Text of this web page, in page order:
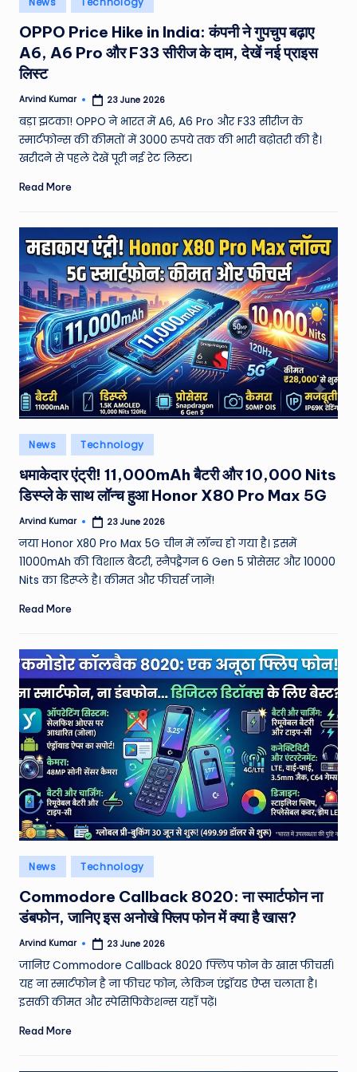
e
a
t
h
er
,
T
e
h
&
M
o
vi
e
N
e
w
s
A
ro
u
n
d
h
e
W
o
rl
d
in
OPPO Price Hike in India: कंपनी ने गुपचुप बढ़ाए
A6, A6 Pro और F33 सीरीज के दाम, देखें नई प्राइस
लिस्ट
Posted
Arvind Kumar 23 June 2026
बड़ा झटका! OPPO ने भारत में A6, A6 Pro और F33 सीरीज के
स्मार्टफोन्स की कीमतों में 3000 रुपये तक की भारी बढ़ोतरी की है।
खरीदने से पहले देखें पूरी नई रेट लिस्ट।
Read More
Posted
in
News Technology
धमाकेदार एंट्री! 11,000mAh बैटरी और 10,000 Nits
डिस्प्ले के साथ लॉन्च हुआ Honor X80 Pro Max 5G
Posted
Arvind Kumar 23 June 2026
नया Honor X80 Pro Max 5G चीन में लॉन्च हो गया है। इसमें
11000mAh की विशाल बैटरी, स्नैपड्रैगन 6 Gen 5 प्रोसेसर और 10000
Nits का डिस्प्ले है। कीमत और फीचर्स जानें!
Read More
Posted
in
News Technology
Commodore Callback 8020: ना स्मार्टफोन ना
डंबफोन, जानिए इस अनोखे फ्लिप फोन में क्या है खास?
Posted
Arvind Kumar 23 June 2026
जानिए Commodore Callback 8020 फ्लिप फोन के खास फीचर्स।
यह ना स्मार्टफोन है ना फीचर फोन, लेकिन एंड्रॉयड ऐप्स चलाता है।
इसकी कीमत और स्पेसिफिकेशन्स यहाँ पढ़ें।
Read More